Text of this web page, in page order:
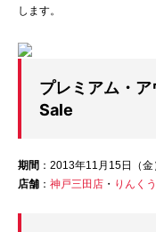
します。
プレミアム・
Sale
期間 ：2013年11月15日（
店舗 ： 神戸三田店 ・ りんく